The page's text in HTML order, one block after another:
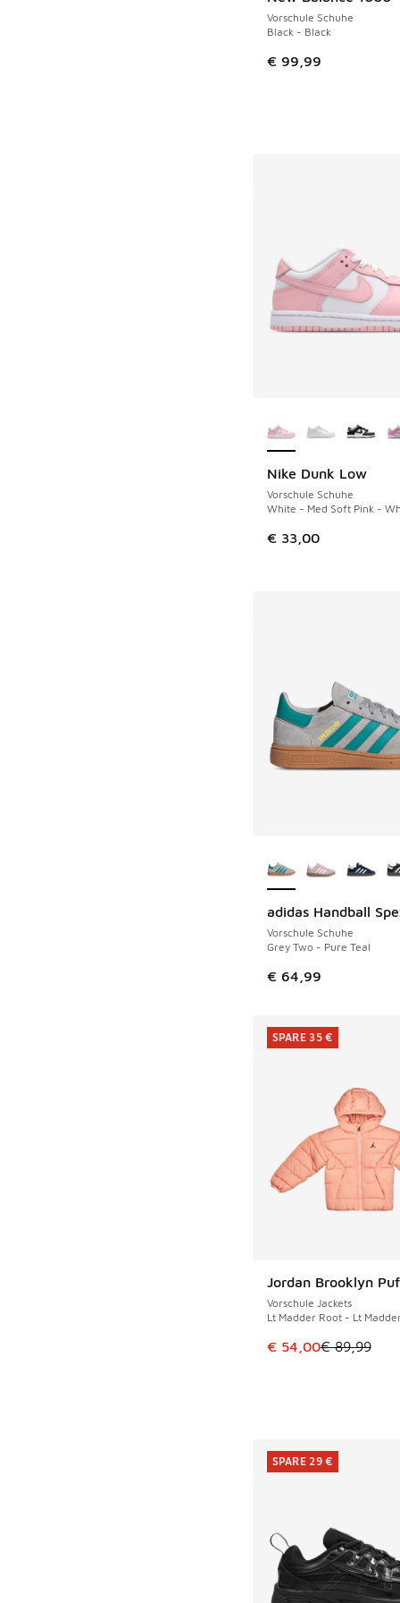
Vorschule Schuhe
Black - Black
€ 99,99
Nike Dunk Low
Vorschule Schuhe
White - Med Soft Pink -
€ 33,00
adidas Handball
Vorschule Schuhe
Grey Two - Pure Teal
€ 64,99
Jordan Brooklyn
Vorschule Jackets
Lt Madder Root - Lt
Dieser Artikel ist im
€ 54,00€ 89,99
SPARE 35 €
SPARE 35 €
SPARE 29 €